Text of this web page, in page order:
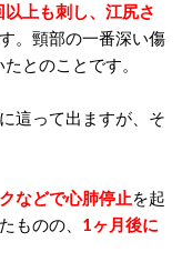
上も刺し、江尻さ
。頸部の一番深い傷
とのことです。
這って出ますが、そ
などで心肺停止を起
ものの、 1ヶ月後に